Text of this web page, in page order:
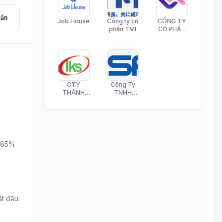
đầu
Job House
Công ty cổ
phần TMI
CÔNG TY
CỔ PHẦN
CTY
THÀNH
PHAMATECH
Công Ty
TNHH
Phần Mềm